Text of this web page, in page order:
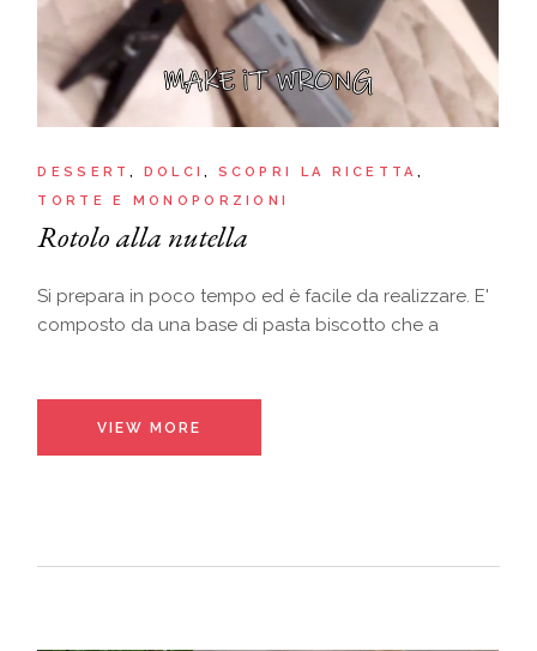
DESSERT DOLCI
SCOPRI LA RICETTA
TORTE E MONOPORZIONI
Rotolo alla nutella
Si prepara in poco tempo ed è facile da realizzare. E'
composto da una base di pasta biscotto che a
VIEW MORE